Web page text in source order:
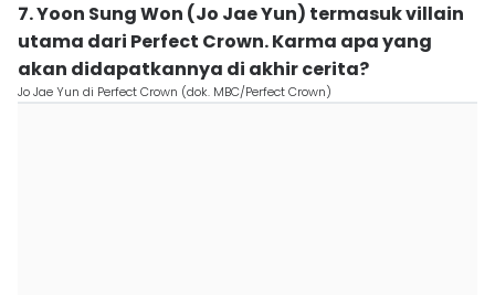
7. Yoon Sung Won (Jo Jae Yun) termasuk villain
utama dari Perfect Crown. Karma apa yang
akan didapatkannya di akhir cerita?
Jo Jae Yun di Perfect Crown (dok. MBC/Perfect Crown)